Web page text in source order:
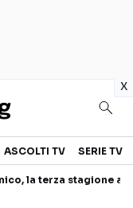
x
ASCOLTI TV SERIE TV
la terza stagione al